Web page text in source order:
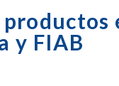
productos
y FIAB